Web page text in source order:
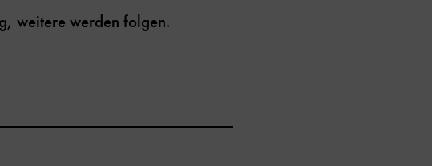
weitere werden folgen.